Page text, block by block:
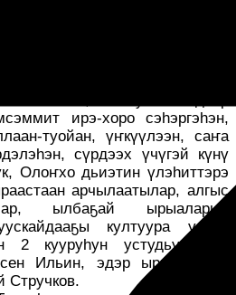
Дьокуускай
олохторун анаабыт күндү
да үлэ үөһүгэр
хамсыы, айа-тута сылдьар
ирэ-хоро сэһэргэһэн,
туойан, үҥкүүлээн, саҥа
сүрдээх үчүгэй күнү
Олоҥхо дьиэтин үлэһиттэрэ
арчылаатылар, алгыс
ылбаҕай ырыаларын
култуура уонна
2 кууруһун устудьуоннара
Ильин, эдэр ырыаһыттар
Стручков.